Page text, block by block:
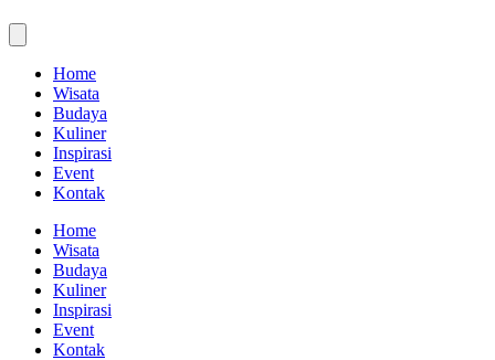
Home
Wisata
Budaya
Kuliner
Inspirasi
Event
Kontak
Home
Wisata
Budaya
Kuliner
Inspirasi
Event
Kontak